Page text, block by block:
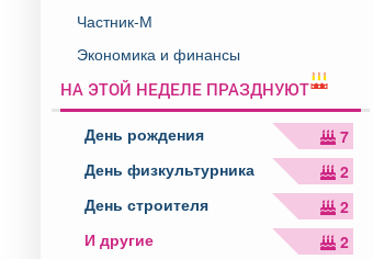
Частник-М
Экономика и финансы
НА ЭТОЙ НЕДЕЛЕ ПРАЗДНУЮТ
День рождения
7
День физкультурника
2
День строителя
2
И другие
2